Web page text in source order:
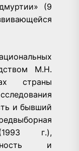
(9
М.Н.
страны
и бывший
г.),
и